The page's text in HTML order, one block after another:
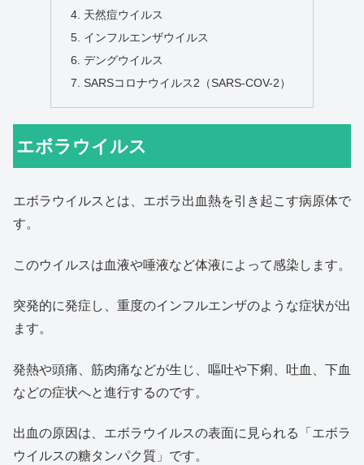
天然痘ウイルス
インフルエンザウイルス
デングウイルス
SARSコロナウイルス2（SARS-COV-2）
エボラウイルス
エボラウイルスとは、エボラ出血熱を引き起こす病原体で
す。
このウイルスは血液や唾液など体液によって感染します。
突発的に発症し、重度のインフルエンザのような症状が出
ます。
発熱や頭痛、筋肉痛などが生じ、嘔吐や下痢、吐血、下血
などの症状へと進行するのです。
出血の原因は、エボラウイルスの表面に見られる「エボラ
ウイルスの糖タンパク質」です。